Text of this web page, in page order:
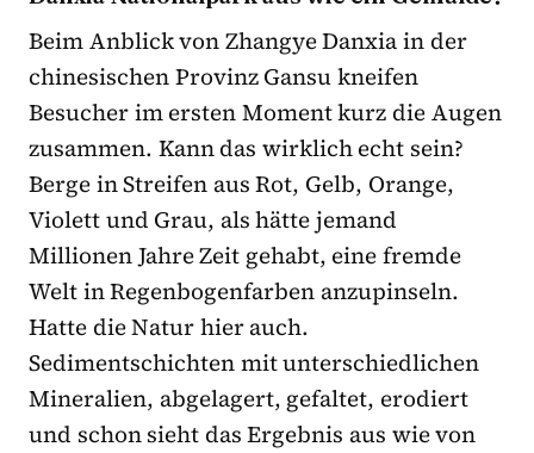
Beim Anblick von Zhangye Danxia in der
chinesischen Provinz Gansu kneifen
Besucher im ersten Moment kurz die Augen
zusammen. Kann das wirklich echt sein?
Berge in Streifen aus Rot, Gelb, Orange,
Violett und Grau, als hätte jemand
Millionen Jahre Zeit gehabt, eine fremde
Welt in Regenbogenfarben anzupinseln.
Hatte die Natur hier auch.
Sedimentschichten mit unterschiedlichen
Mineralien, abgelagert, gefaltet, erodiert
und schon sieht das Ergebnis aus wie von